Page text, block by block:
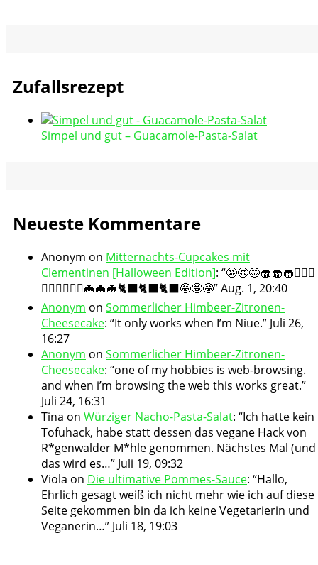
Zufallsrezept
Simpel und gut – Guacamole-Pasta-Salat
Neueste Kommentare
Anonym on Mitternachts-Cupcakes mit
Clementinen [Halloween Edition]: “🤩🤩🤩🧁🧁🧁🧛🏻‍♀️
🧛🏻‍♀️🧛🏻‍♀️🦇🦇🦇🐈‍⬛🐈‍⬛🐈‍⬛🤩🤩🤩”Aug. 1, 20:40
Anonym on Sommerlicher Himbeer-Zitronen-
Cheesecake: “It only works when I’m Niue.” Juli 26,
16:27
Anonym on Sommerlicher Himbeer-Zitronen-
Cheesecake: “one of my hobbies is web-browsing.
and when i’m browsing the web this works great.”
Juli 24, 16:31
Tina on Würziger Nacho-Pasta-Salat: “Ich hatte kein
Tofuhack, habe statt dessen das vegane Hack von
R*genwalder M*hle genommen. Nächstes Mal (und
das wird es…” Juli 19, 09:32
Viola on Die ultimative Pommes-Sauce: “Hallo,
Ehrlich gesagt weiß ich nicht mehr wie ich auf diese
Seite gekommen bin da ich keine Vegetarierin und
Veganerin…” Juli 18, 19:03